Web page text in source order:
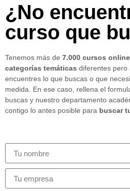
¿No
curso que
Tenemos más de 7.000 cursos online
categorías temáticas diferentes pero
encuentres lo que buscas o que
medida. En ese caso, rellena el
buscas y nuestro departamento
contigo lo antes posible para buscar